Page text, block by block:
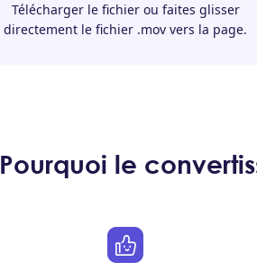
Télécharger le fichier ou faites glisser
directement le fichier .mov vers la page.
Pourquoi le